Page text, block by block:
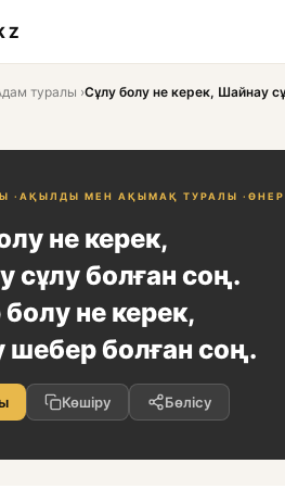
туралы ›Сұлу болу не керек, Шайнау
· АҚЫЛДЫ МЕН АҚЫМАҚ ТУРАЛЫ ·
не керек,
сұлу болған соң.
не керек,
шебер болған соң.
Көшіру Бөлісу